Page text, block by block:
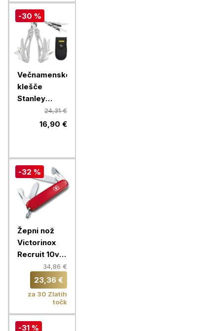
-30 %
Večnamenske
klešče
Stanley
Multi-tool, 12
funkcij
24,31 €
16,90 €
-32 %
Žepni nož
Victorinox
Recruit 10v1,
0.250334,86 €
23,36 €
za 30 Zlatih
točk
-31 %